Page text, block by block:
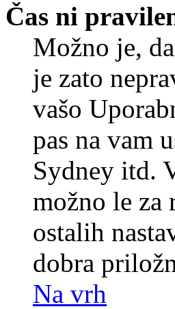
Čas ni
Možno je,
je zato
vašo
pas na vam
Sydney itd.
možno le za
ostalih
dobra
Na vrh